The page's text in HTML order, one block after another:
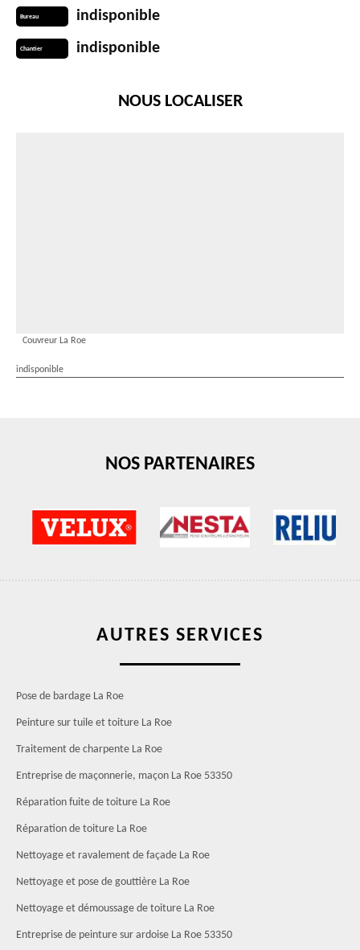
Bureau indisponible
Chantier indisponible
NOUS LOCALISER
Couvreur La Roe
indisponible
NOS PARTENAIRES
AUTRES SERVICES
Pose de bardage La Roe
Peinture sur tuile et toiture La Roe
Traitement de charpente La Roe
Entreprise de maçonnerie, maçon La Roe 53350
Réparation fuite de toiture La Roe
Réparation de toiture La Roe
Nettoyage et ravalement de façade La Roe
Nettoyage et pose de gouttière La Roe
Nettoyage et démoussage de toiture La Roe
Entreprise de peinture sur ardoise La Roe 53350